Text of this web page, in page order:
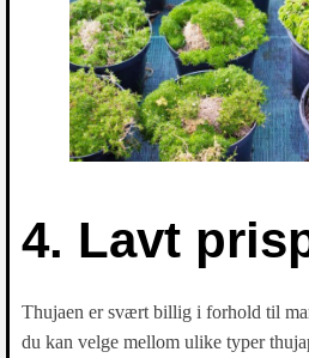
4. Lavt
Thujaen er svært billig i forhold til
du kan velge mellom ulike typer